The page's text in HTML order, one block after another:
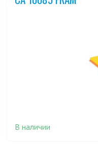
В наличии